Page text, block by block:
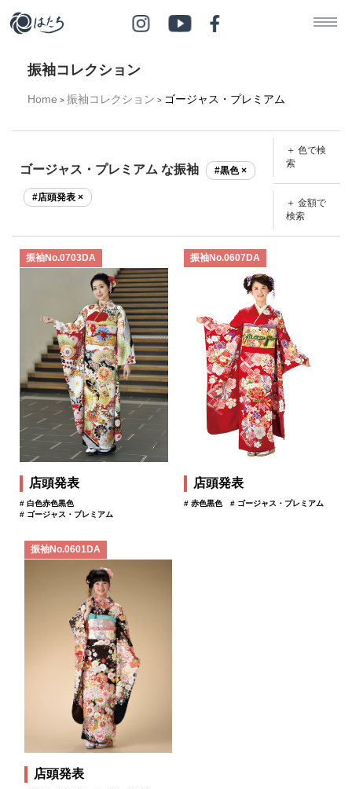
振袖コレクション
Home > 振袖コレクション > ゴージャス・プレミアム
ゴージャス・プレミアム な振袖 #黒色 ×
#店頭発表 ×
＋ 色で検
索
＋ 金額で
検索
振袖No.0703DA
店頭発表
# 白色赤色黒色
# ゴージャス・プレミアム
振袖No.0607DA
店頭発表
# 赤色黒色 # ゴージャス・プレミアム
振袖No.0601DA
店頭発表